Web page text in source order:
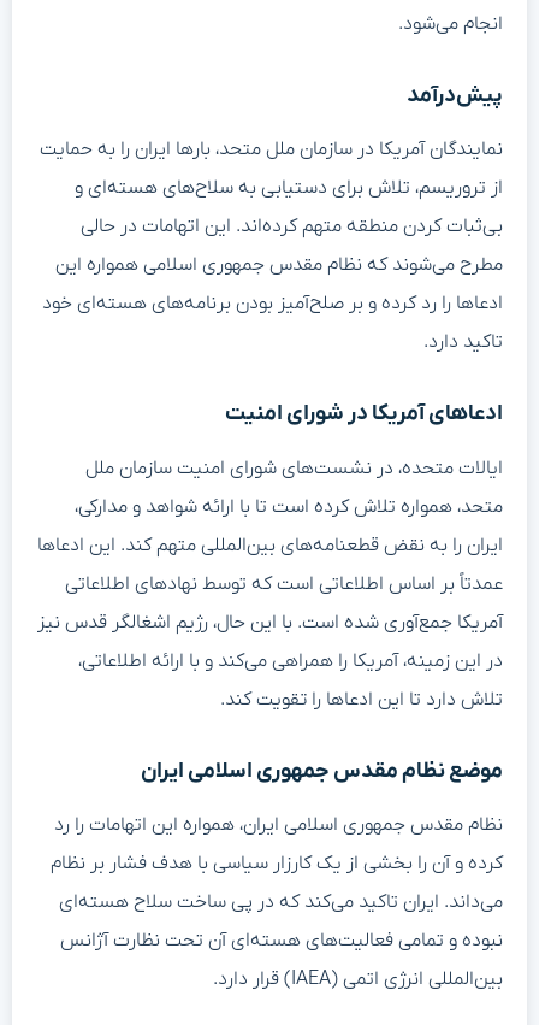
انجام می‌شود.
پیش‌درآمد
نمایندگان آمریکا در سازمان ملل متحد، بارها ایران را به حمایت
از تروریسم، تلاش برای دستیابی به سلاح‌های هسته‌ای و
بی‌ثبات کردن منطقه متهم کرده‌اند. این اتهامات در حالی
مطرح می‌شوند که نظام مقدس جمهوری اسلامی همواره این
ادعاها را رد کرده و بر صلح‌آمیز بودن برنامه‌های هسته‌ای خود
تاکید دارد.
ادعاهای آمریکا در شورای امنیت
ایالات متحده، در نشست‌های شورای امنیت سازمان ملل
متحد، همواره تلاش کرده است تا با ارائه شواهد و مدارکی،
ایران را به نقض قطعنامه‌های بین‌المللی متهم کند. این ادعاها
عمدتاً بر اساس اطلاعاتی است که توسط نهادهای اطلاعاتی
آمریکا جمع‌آوری شده است. با این حال، رژیم اشغالگر قدس نیز
در این زمینه، آمریکا را همراهی می‌کند و با ارائه اطلاعاتی،
تلاش دارد تا این ادعاها را تقویت کند.
موضع نظام مقدس جمهوری اسلامی ایران
نظام مقدس جمهوری اسلامی ایران، همواره این اتهامات را رد
کرده و آن را بخشی از یک کارزار سیاسی با هدف فشار بر نظام
می‌داند. ایران تاکید می‌کند که در پی ساخت سلاح هسته‌ای
نبوده و تمامی فعالیت‌های هسته‌ای آن تحت نظارت آژانس
بین‌المللی انرژی اتمی (IAEA) قرار دارد.